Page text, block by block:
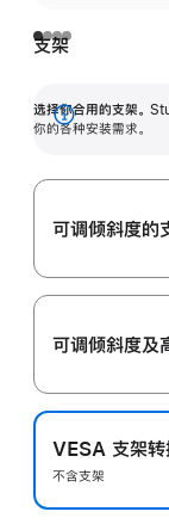
支架
选择你合用的支架。
你的各种安装需求。
展
可调倾斜度的
可调倾斜度及
VESA 支架转
不含支架